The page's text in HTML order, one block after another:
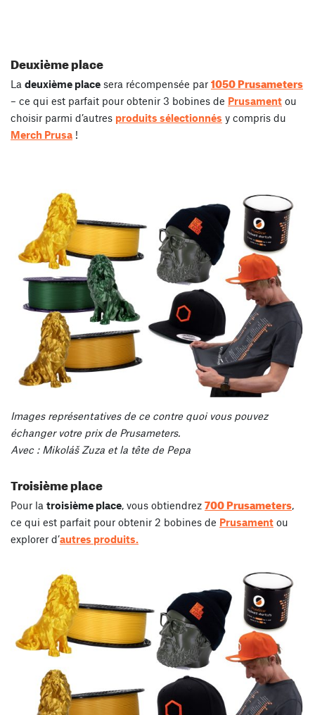
Deuxième place
La deuxième place sera récompensée par 1050 Prusameters
– ce qui est parfait pour obtenir 3 bobines de Prusament ou
choisir parmi d’autres produits sélectionnés y compris du
Merch Prusa !
Images représentatives de ce contre quoi vous pouvez
échanger votre prix de Prusameters.
Avec : Mikoláš Zuza et la tête de Pepa
Troisième place
Pour la troisième place, vous obtiendrez 700 Prusameters,
ce qui est parfait pour obtenir 2 bobines de Prusament ou
explorer d’autres produits.